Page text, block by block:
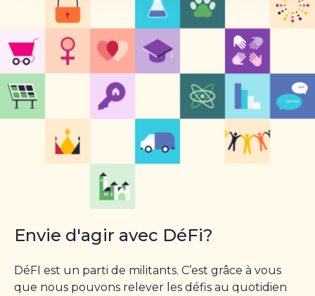
Envie d'agir avec DéFi?
DéFI est un parti de militants. C’est grâce à vous
que nous pouvons relever les défis au quotidien